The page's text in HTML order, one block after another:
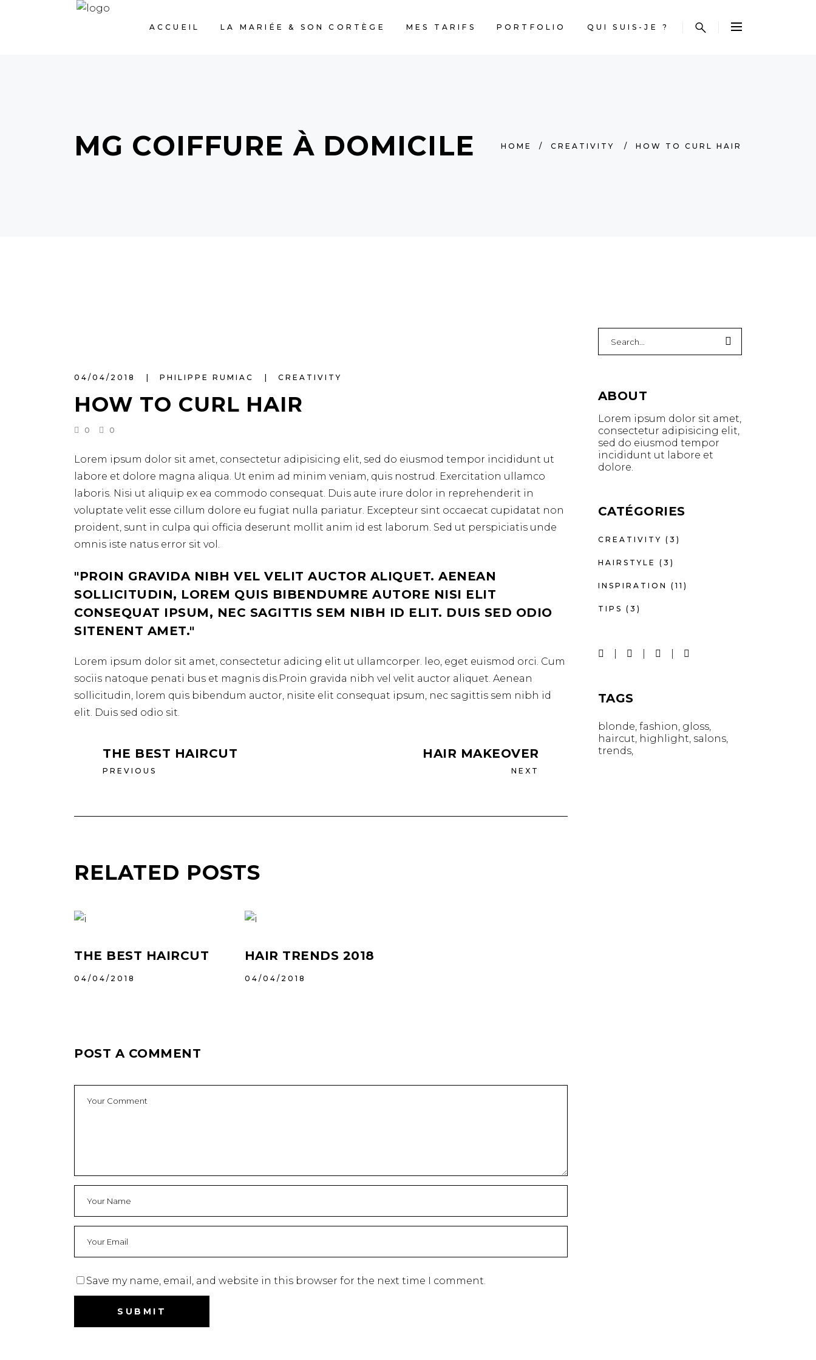
ACCUEIL LA MARIÉE & SON CORTÈGE MES TARIFS PORTFOLIO QUI SUIS-JE ?
MG COIFFURE À DOMICILE HOME / CREATIVITY / HOW TO CURL HAIR
04/04/2018 PHILIPPE RUMIAC CREATIVITY
HOW TO CURL HAIR
0 0
Lorem ipsum dolor sit amet, consectetur adipisicing elit, sed do eiusmod tempor incididunt ut
labore et dolore magna aliqua. Ut enim ad minim veniam, quis nostrud. Exercitation ullamco
laboris. Nisi ut aliquip ex ea commodo consequat. Duis aute irure dolor in reprehenderit in
voluptate velit esse cillum dolore eu fugiat nulla pariatur. Excepteur sint occaecat cupidatat non
proident, sunt in culpa qui officia deserunt mollit anim id est laborum. Sed ut perspiciatis unde
omnis iste natus error sit vol.
PROIN GRAVIDA NIBH VEL VELIT AUCTOR ALIQUET. AENEAN
SOLLICITUDIN, LOREM QUIS BIBENDUMRE AUTORE NISI ELIT
CONSEQUAT IPSUM, NEC SAGITTIS SEM NIBH ID ELIT. DUIS SED ODIO
SITENENT AMET.
Lorem ipsum dolor sit amet, consectetur adicing elit ut ullamcorper. leo, eget euismod orci. Cum
sociis natoque penati bus et magnis dis.Proin gravida nibh vel velit auctor aliquet. Aenean
sollicitudin, lorem quis bibendum auctor, nisite elit consequat ipsum, nec sagittis sem nibh id
elit. Duis sed odio sit.
THE BEST HAIRCUT
PREVIOUS
HAIR MAKEOVER
NEXT
RELATED POSTS
THE BEST HAIRCUT
04/04/2018
HAIR TRENDS 2018
04/04/2018
POST A COMMENT
Save my name, email, and website in this browser for the next time I comment.
for:
ABOUT
Lorem ipsum dolor sit amet,
consectetur adipisicing elit,
sed do eiusmod tempor
incididunt ut labore et
dolore.
CATÉGORIES
CREATIVITY (3)
HAIRSTYLE (3)
INSPIRATION (11)
TIPS (3)
TAGS
blonde fashion gloss
haircut highlight salons
trends